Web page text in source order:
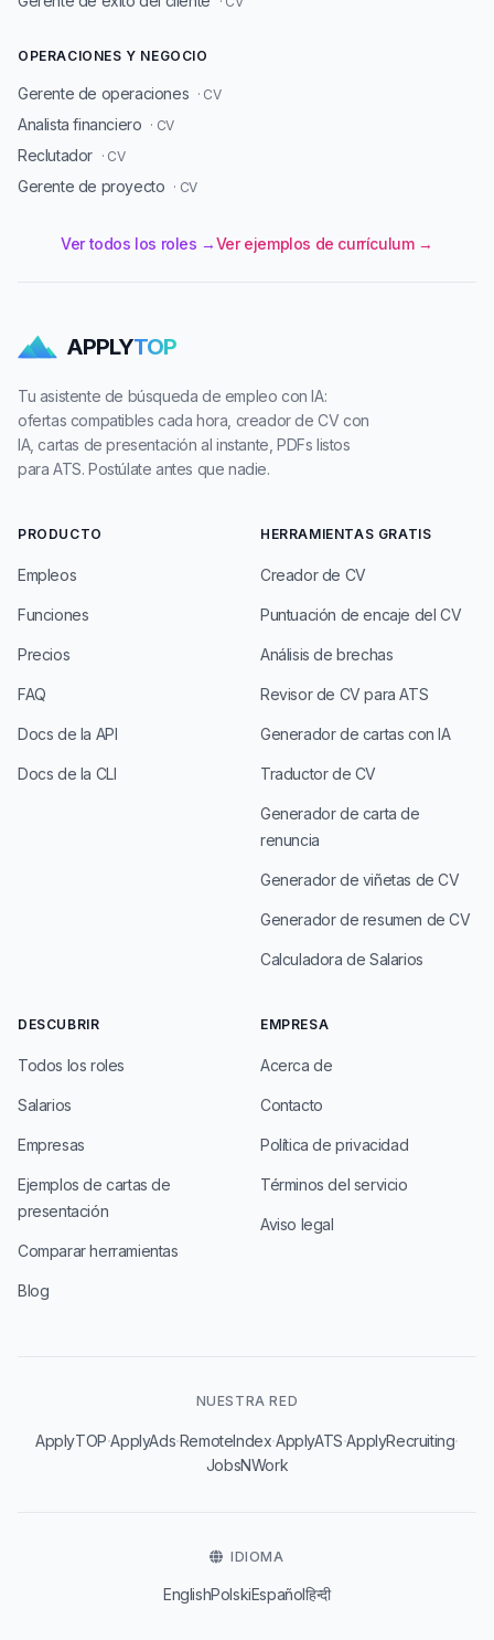
OPERACIONES Y NEGOCIO
Gerente de operaciones · CV
Analista financiero · CV
Reclutador · CV
Gerente de proyecto · CV
Ver todos los roles →Ver ejemplos de currículum →
APPLYTOP
Tu asistente de búsqueda de empleo con IA:
ofertas compatibles cada hora, creador de CV con
IA, cartas de presentación al instante, PDFs listos
para ATS. Postúlate antes que nadie.
PRODUCTO
Empleos
Funciones
Precios
FAQ
Docs de la API
Docs de la CLI
HERRAMIENTAS GRATIS
Creador de CV
Puntuación de encaje del CV
Análisis de brechas
Revisor de CV para ATS
Generador de cartas con IA
Traductor de CV
Generador de carta de
renuncia
Generador de viñetas de CV
Generador de resumen de CV
Calculadora de Salarios
DESCUBRIR
Todos los roles
Salarios
Empresas
Ejemplos de cartas de
presentación
Comparar herramientas
Blog
EMPRESA
Acerca de
Contacto
Política de privacidad
Términos del servicio
Aviso legal
NUESTRA RED
ApplyTOP·ApplyAds·RemoteIndex·ApplyATS·ApplyRecruiting·
JobsNWork
IDIOMA
EnglishPolskiEspañolहिन्दी